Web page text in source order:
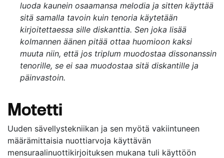
luoda kaunein osaamansa melodia ja sitten käyttää
sitä samalla tavoin kuin tenoria käytetään
kirjoitettaessa sille diskanttia. Sen joka lisää
kolmannen äänen pitää ottaa huomioon kaksi
muuta niin, että jos triplum muodostaa dissonanssin
tenorille, se ei saa muodostaa sitä diskantille ja
päinvastoin.
Motetti
Uuden sävellystekniikan ja sen myötä vakiintuneen
määrämittaisia nuottiarvoja käyttävän
mensuraalinuottikirjoituksen mukana tuli käyttöön